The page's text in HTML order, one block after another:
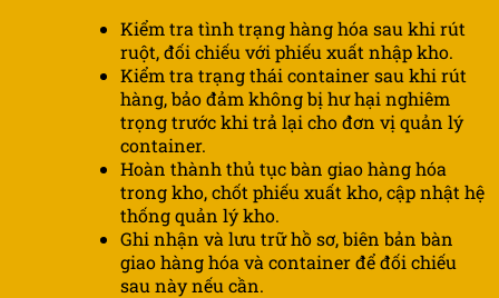
Kiểm tra tình trạng hàng hóa sau khi rút
ruột, đối chiếu với phiếu xuất nhập kho.
Kiểm tra trạng thái container sau khi rút
hàng, bảo đảm không bị hư hại nghiêm
trọng trước khi trả lại cho đơn vị quản lý
container.
Hoàn thành thủ tục bàn giao hàng hóa
trong kho, chốt phiếu xuất kho, cập nhật hệ
thống quản lý kho.
Ghi nhận và lưu trữ hồ sơ, biên bản bàn
giao hàng hóa và container để đối chiếu
sau này nếu cần.